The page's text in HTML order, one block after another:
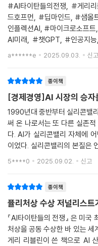
자본 중심으로 이동하고 있는
본과 시장 지배력을 갖췄는가’
독자는 AI 산업의 현재와 미래
작할 것이다.
#AI타이탄들의전쟁, #게리
드호프먼, #딥마인드, #샘
인플렉션AI, #마이크로소프
AI미래, #챗GPT, #인공지
리뷰, #AI책추천 🤍도서를 제
진 가장 큰
a******e 2025.09.03. 신고
종이책
[경제경영]AI 시장의 승자
1990년대 중반부터 실리콘밸
써 온 나로서는 또 다른 실존
다. AI가 실리콘밸리 자체에
이었다. 실리콘밸리의 본질은
글과 페이스북은 차고와 친구
5****0 2025.09.02. 신고
종이책
퓰리처상 수상 저널리스
『AI타이탄들의 전쟁』 은 미국
처상을 공동 수상한 바 있는 세
게리 리블린이 쓴 책으로 AI